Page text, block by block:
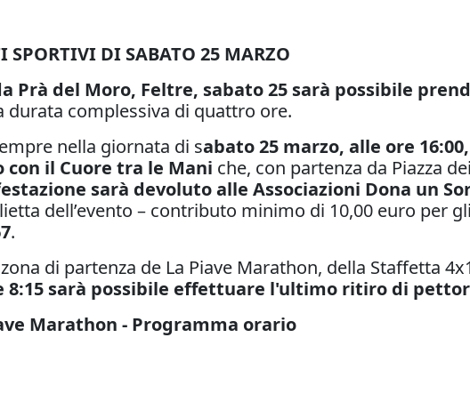
SPORTIVI DI SABATO 25 MARZO
Prà del Moro, Feltre, sabato 25 sarà possibile
durata complessiva di quattro ore.
nella giornata di sabato 25 marzo, alle ore
con il Cuore tra le Mani che, con partenza da Piazza
sarà devoluto alle Associazioni Dona un
dell’evento – contributo minimo di 10,00 euro per
.
di partenza de La Piave Marathon, della Staffetta
8:15 sarà possibile effettuare l'ultimo ritiro di
Marathon - Programma orario